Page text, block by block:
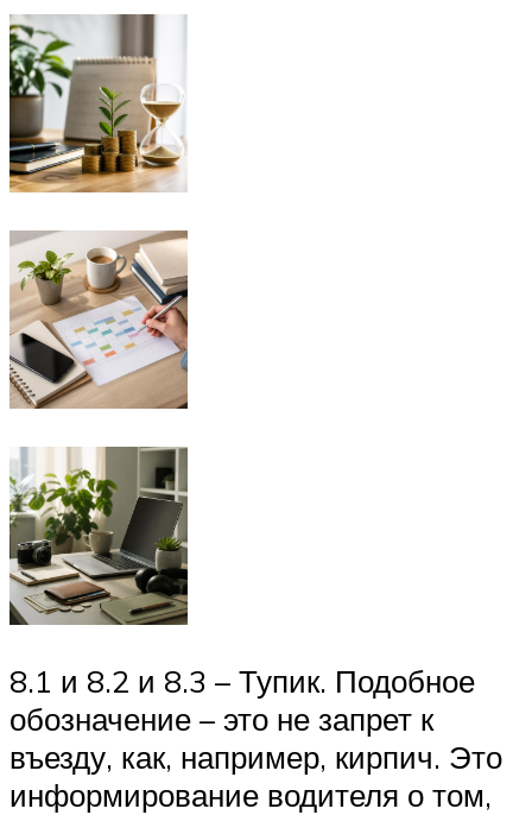
8.1 и 8.2 и 8.3 – Тупик. Подобное
обозначение – это не запрет к
въезду, как, например, кирпич. Это
информирование водителя о том,